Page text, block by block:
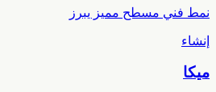
نمط فني مسطح مميز يبرز
إنشاء
ميكا